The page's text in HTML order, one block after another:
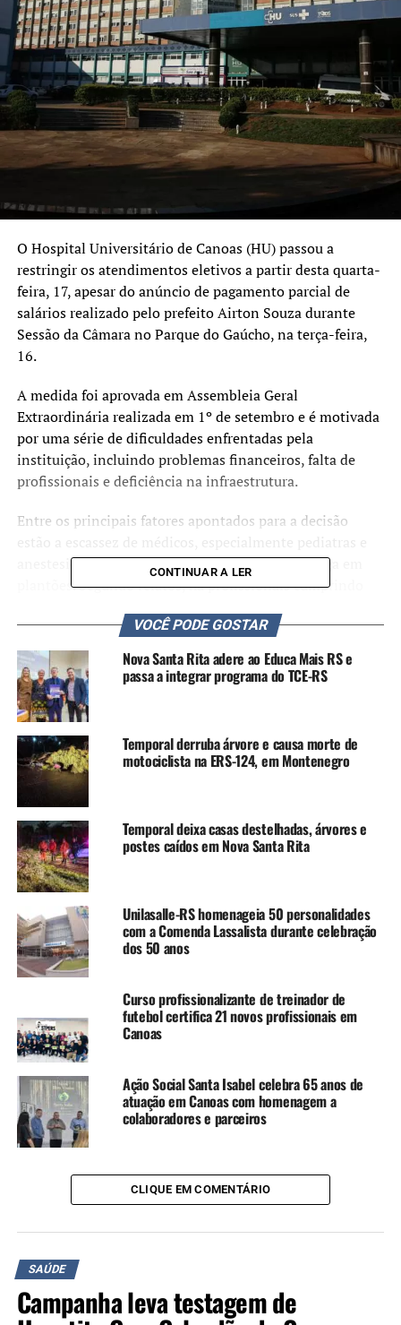
O Hospital Universitário de Canoas (HU) passou a
restringir os atendimentos eletivos a partir desta quarta-
feira, 17, apesar do anúncio de pagamento parcial de
salários realizado pelo prefeito Airton Souza durante
Sessão da Câmara no Parque do Gaúcho, na terça-feira,
16.
A medida foi aprovada em Assembleia Geral
Extraordinária realizada em 1º de setembro e é motivada
por uma série de dificuldades enfrentadas pela
instituição, incluindo problemas financeiros, falta de
profissionais e deficiência na infraestrutura.
Entre os principais fatores apontados para a decisão
anestesiologistas, o que tem provocado sobrecarga em
plantões. Segundo relatos, há profissionais cumprindo
ausência de substitutos.
Também foi registrada a ausência de um diretor técnico,
o que configura situação irregular e já foi denunciada ao
Conselho Regional de Medicina do Estado do Rio Grande
do Sul (Cremers). Além disso, médicos denunciam atrasos
recorrentes nos pagamentos de honorários e rescisões,
com débitos pendentes desde janeiro.
A estrutura do hospital também enfrenta
problemas. Entre os equipamentos citados
como inoperantes ou ausentes estão:
Cardiotocógrafo (utilizado para monitoramento
fetal);
Manta térmica (necessária em procedimentos com
recém-nascidos);
Fibrobroncoscópio (para avaliação das vias
aéreas);
Equipamento de ressonância magnética;
mantidos. Os profissionais que atuam no HU utilizarão
protesto.
CONTINUAR A LER
VOCÊ PODE GOSTAR
Nova Santa Rita adere ao Educa Mais RS e
passa a integrar programa do TCE-RS
Temporal derruba árvore e causa morte de
motociclista na ERS-124, em Montenegro
Temporal deixa casas destelhadas, árvores e
postes caídos em Nova Santa Rita
Unilasalle-RS homenageia 50 personalidades
com a Comenda Lassalista durante celebração
dos 50 anos
Curso profissionalizante de treinador de
futebol certifica 21 novos profissionais em
Canoas
Ação Social Santa Isabel celebra 65 anos de
atuação em Canoas com homenagem a
colaboradores e parceiros
CLIQUE EM COMENTÁRIO
SAÚDE
Campanha leva testagem de